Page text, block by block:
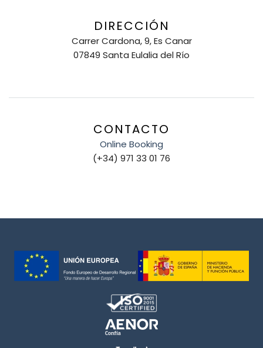
DIRECCIÓN
Carrer Cardona, 9, Es Canar
07849 Santa Eulalia del Río
CONTACTO
Online Booking
(+34) 971 33 01 76